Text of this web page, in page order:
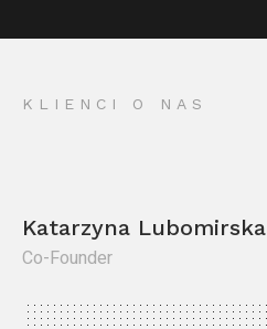
KLIENCI O NAS
Katarzyna Lubomirska
Co-Founder